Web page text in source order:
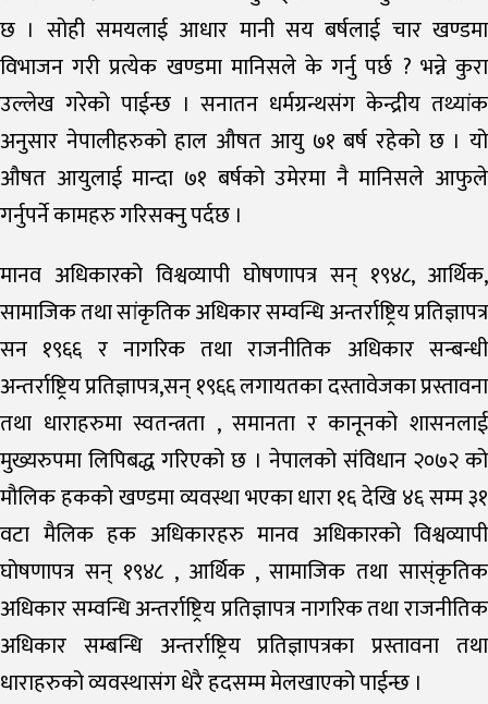
छ । सोही समयलाई आधार मानी सय बर्षलाई चार खण्डमा
विभाजन गरी प्रत्येक खण्डमा मानिसले के गर्नु पर्छ ? भन्ने कुरा
उल्लेख गरेको पाईन्छ । सनातन धर्मग्रन्थसंग केन्द्रीय तथ्यांक
अनुसार नेपालीहरुको हाल औषत आयु ७१ बर्ष रहेको छ । यो
औषत आयुलाई मान्दा ७१ बर्षको उमेरमा नै मानिसले आफुले
गर्नुपर्ने कामहरु गरिसक्नु पर्दछ ।
मानव अधिकारको विश्वव्यापी घोषणापत्र सन् १९४८, आर्थिक,
सामाजिक तथा सांकृतिक अधिकार सम्वन्धि अन्तर्राष्ट्रिय प्रतिज्ञापत्र
सन १९६६ र नागरिक तथा राजनीतिक अधिकार सन्बन्धी
अन्तर्राष्ट्रिय प्रतिज्ञापत्र,सन् १९६६ लगायतका दस्तावेजका प्रस्तावना
तथा धाराहरुमा स्वतन्त्रता , समानता र कानूनको शासनलाई
मुख्यरुपमा लिपिबद्ध गरिएको छ । नेपालको संविधान २०७२ को
मौलिक हकको खण्डमा व्यवस्था भएका धारा १६ देखि ४६ सम्म ३१
वटा मैलिक हक अधिकारहरु मानव अधिकारको विश्वव्यापी
घोषणापत्र सन् १९४८ , आर्थिक , सामाजिक तथा सास्ंकृतिक
अधिकार सम्वन्धि अन्तर्राष्ट्रिय प्रतिज्ञापत्र नागरिक तथा राजनीतिक
अधिकार सम्बन्धि अन्तर्राष्ट्रिय प्रतिज्ञापत्रका प्रस्तावना तथा
धाराहरुको व्यवस्थासंग धेरै हदसम्म मेलखाएको पाईन्छ ।